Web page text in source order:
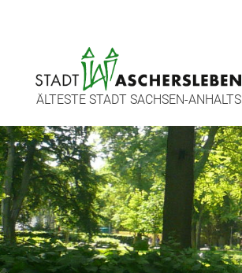
ÄLTESTE STADT SACHSEN-ANHALTS